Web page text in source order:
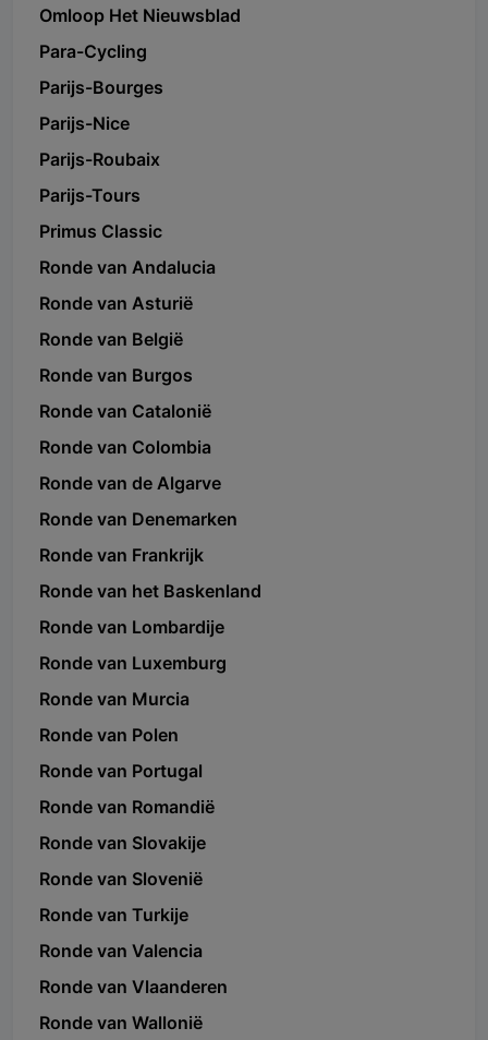
Omloop Het Nieuwsblad
Para-Cycling
Parijs-Bourges
Parijs-Nice
Parijs-Roubaix
Parijs-Tours
Primus Classic
Ronde van Andalucia
Ronde van Asturië
Ronde van België
Ronde van Burgos
Ronde van Catalonië
Ronde van Colombia
Ronde van de Algarve
Ronde van Denemarken
Ronde van Frankrijk
Ronde van het Baskenland
Ronde van Lombardije
Ronde van Luxemburg
Ronde van Murcia
Ronde van Polen
Ronde van Portugal
Ronde van Romandië
Ronde van Slovakije
Ronde van Slovenië
Ronde van Turkije
Ronde van Valencia
Ronde van Vlaanderen
Ronde van Wallonië